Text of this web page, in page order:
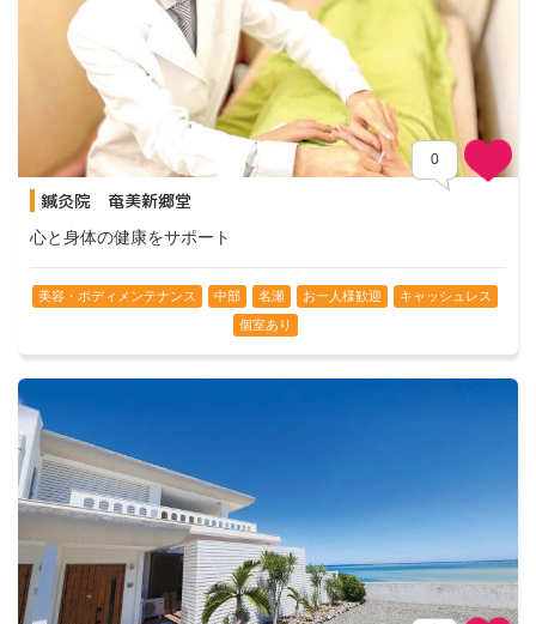
0
鍼灸院 奄美新郷堂
心と身体の健康をサポート
美容・ボディメンテナンス 中部 名瀬 お一人様歓迎
キャッシュレス
個室あり